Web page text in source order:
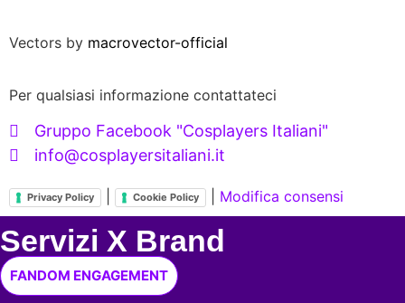
Vectors by macrovector-official
Per qualsiasi informazione contattateci
Gruppo Facebook "Cosplayers Italiani"
info@cosplayersitaliani.it
Privacy Policy Cookie Policy Modifica consensi
Servizi X Brand
FANDOM ENGAGEMENT